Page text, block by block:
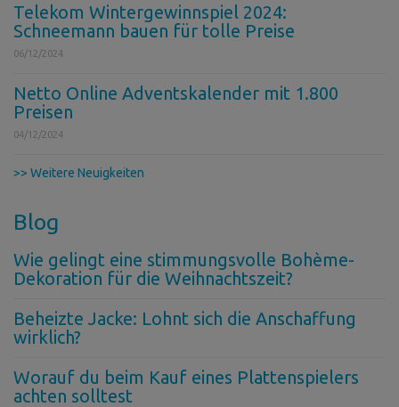
Telekom Wintergewinnspiel 2024:
Schneemann bauen für tolle Preise
06/12/2024
Netto Online Adventskalender mit 1.800
Preisen
04/12/2024
>> Weitere Neuigkeiten
Blog
Wie gelingt eine stimmungsvolle Bohème-
Dekoration für die Weihnachtszeit?
Beheizte Jacke: Lohnt sich die Anschaffung
wirklich?
Worauf du beim Kauf eines Plattenspielers
achten solltest